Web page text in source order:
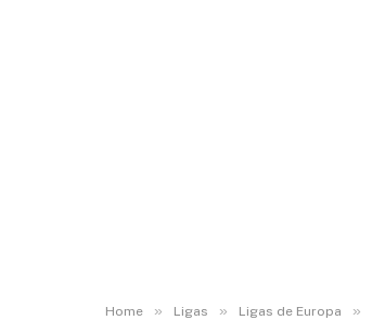
Home » Ligas » Ligas de Europa »